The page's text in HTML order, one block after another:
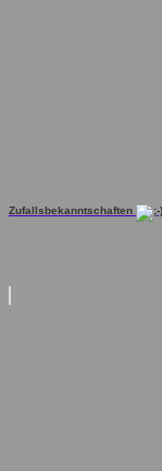
Zufallsbekanntschaften